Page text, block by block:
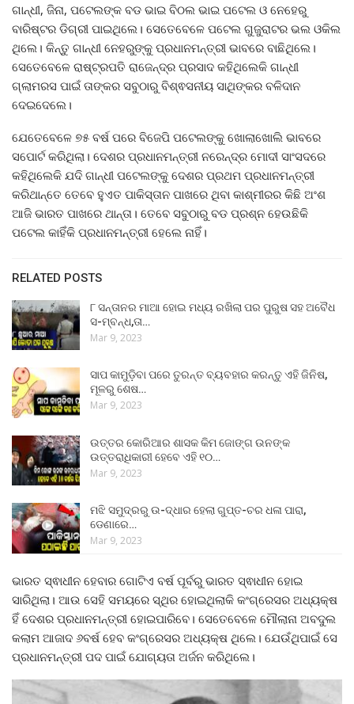
ଗାନ୍ଧୀ, ଜିନା, ପଟେଲଙ୍କ ବଡ ଭାଇ ବିଠଲ ଭାଇ ପଟେଲ ଓ ନେହେରୁ
ବାରିଷ୍ଟର ଡିଗ୍ରୀ ପାଇଥିଲେ। ସେତେବେଳେ ପଟେଲ ଗୁଜୁରାଟର ଭଲ ଓକିଲ
ଥିଲେ। କିନ୍ତୁ ଗାନ୍ଧୀ ନେହରୁଙ୍କୁ ପ୍ରଧାନମନ୍ତ୍ରୀ ଭାବରେ ବାଛିଥିଲେ।
ସେତେବେଳେ ରାଷ୍ଟ୍ରପତି ରାଜେନ୍ଦ୍ର ପ୍ରସାଦ କହିଥିଲେକି ଗାନ୍ଧୀ
ଗ୍ଲାମରସ ପାଇଁ ତାଙ୍କର ସବୁଠାରୁ ବିଶ୍ଵସନୀୟ ସାଥିଙ୍କର ବଳିଦାନ
ଦେଇଦେଲେ।
ଯେତେବେଳେ ୭୫ ବର୍ଷ ପରେ ବିଜେପି ପଟେଲଙ୍କୁ ଖୋଲାଖୋଲି ଭାବରେ
ସପୋର୍ଟ କରିଥିଲା। ଦେଶର ପ୍ରଧାନମନ୍ତ୍ରୀ ନରେନ୍ଦ୍ର ମୋଦୀ ସାଂସଦରେ
କହିଥିଲେକି ଯଦି ଗାନ୍ଧୀ ପଟେଲଙ୍କୁ ଦେଶର ପ୍ରଥମ ପ୍ରଧାନମନ୍ତ୍ରୀ
କରିଥାନ୍ତେ ତେବେ ହୁଏତ ପାକିସ୍ତାନ ପାଖରେ ଥିବା କାଶ୍ମୀରର କିଛି ଅଂଶ
ଆଜି ଭାରତ ପାଖରେ ଥାନ୍ତା। ତେବେ ସବୁଠାରୁ ବଡ ପ୍ରଶ୍ନ ହେଉଛିକି
ପଟେଲ କାହିଁକି ପ୍ରଧାନମନ୍ତ୍ରୀ ହେଲେ ନାହିଁ।
RELATED POSTS
୮ ସନ୍ତାନର ମାଆ ହୋଇ ମଧ୍ୟ ରଖିଲା ପର ପୁରୁଷ ସହ ଅବୈଧ
ସ-ମ୍ବନ୍ଧ,ତା…
Mar 9, 2023
ସାପ କାମୁଡ଼ିବା ପରେ ତୁରନ୍ତ ବ୍ୟବହାର କରନ୍ତୁ ଏହି ଜିନିଷ,
ମୂଳରୁ ଶେଷ…
Mar 9, 2023
ଉତ୍ତର କୋରିଆର ଶାସକ କିମ ଜୋଙ୍ଗ ଉନଙ୍କ
ଉତ୍ତରାଧିକାରୀ ହେବେ ଏହି ୧୦…
Mar 9, 2023
ମଝି ସମୁଦ୍ରରୁ ଉ-ଦ୍ଧାର ହେଲା ଗୁପ୍ତ-ଚର ଧଳା ପାରା,
ଡେଣାରେ…
Mar 9, 2023
ଭାରତ ସ୍ଵାଧୀନ ହେବାର ଗୋଟିଏ ବର୍ଷ ପୂର୍ବରୁ ଭାରତ ସ୍ଵାଧୀନ ହୋଇ
ସାରିଥିଲା। ଆଉ ସେହି ସମୟରେ ସ୍ଥିର ହୋଇଥିଲାକି କଂଗ୍ରେସର ଅଧ୍ୟକ୍ଷ
ହିଁ ଦେଶର ପ୍ରଧାନମନ୍ତ୍ରୀ ହୋଇପାରିବେ। ସେତେବେଳେ ମୌଲାନା ଅବଦୁଲ
କଲାମ ଆଜାଦ ୬ବର୍ଷ ହେବ କଂଗ୍ରେସର ଅଧ୍ୟକ୍ଷ ଥିଲେ। ଯେଉଁଥିପାଇଁ ସେ
ପ୍ରଧାନମନ୍ତ୍ରୀ ପଦ ପାଇଁ ଯୋଗ୍ୟତା ଅର୍ଜନ କରିଥିଲେ।